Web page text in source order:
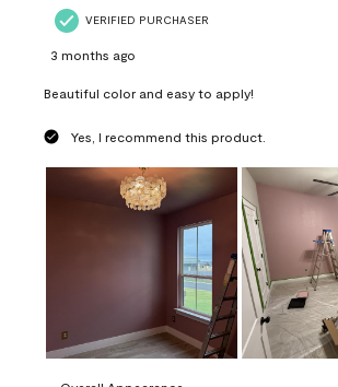
VERIFIED PURCHASER
3 months ago
Beautiful color and easy to apply!
Yes, I recommend this product.